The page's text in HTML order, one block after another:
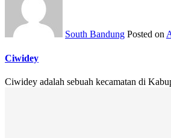
South Bandung Posted on
Ciwidey
Ciwidey adalah sebuah kecamatan di